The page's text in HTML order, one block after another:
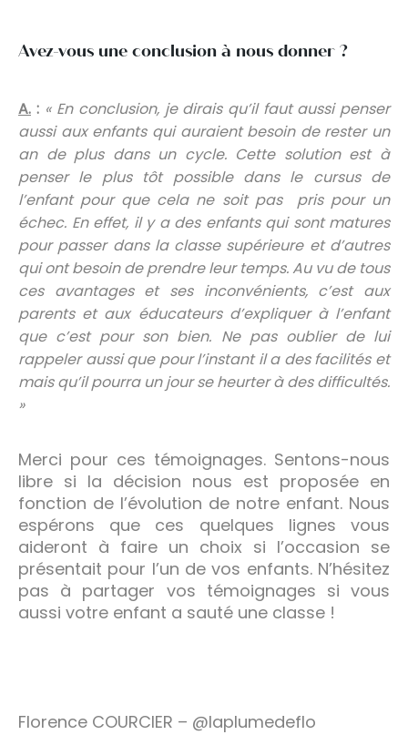
Avez-vous une conclusion à nous donner ?
A. : « En conclusion, je dirais qu’il faut aussi penser
aussi aux enfants qui auraient besoin de rester un
an de plus dans un cycle. Cette solution est à
penser le plus tôt possible dans le cursus de
l’enfant pour que cela ne soit pas pris pour un
échec. En effet, il y a des enfants qui sont matures
pour passer dans la classe supérieure et d’autres
qui ont besoin de prendre leur temps. Au vu de tous
ces avantages et ses inconvénients, c’est aux
parents et aux éducateurs d’expliquer à l’enfant
que c’est pour son bien. Ne pas oublier de lui
rappeler aussi que pour l’instant il a des facilités et
mais qu’il pourra un jour se heurter à des difficultés.
»
Merci pour ces témoignages. Sentons-nous
libre si la décision nous est proposée en
fonction de l’évolution de notre enfant. Nous
espérons que ces quelques lignes vous
aideront à faire un choix si l’occasion se
présentait pour l’un de vos enfants. N’hésitez
pas à partager vos témoignages si vous
aussi votre enfant a sauté une classe !
Florence COURCIER – @laplumedeflo